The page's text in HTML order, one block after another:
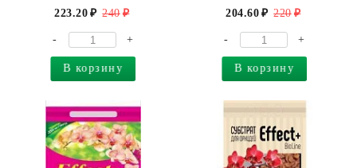
223.20 240
- +
В корзину
204.60 220
- +
В корзину